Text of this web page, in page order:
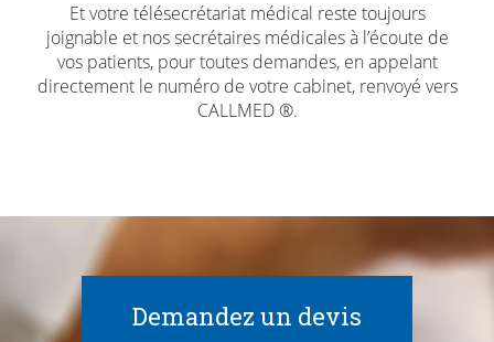
Et votre télésecrétariat médical reste toujours
joignable et nos secrétaires médicales à l’écoute de
vos patients, pour toutes demandes, en appelant
directement le numéro de votre cabinet, renvoyé vers
CALLMED ®.
Demandez un devis